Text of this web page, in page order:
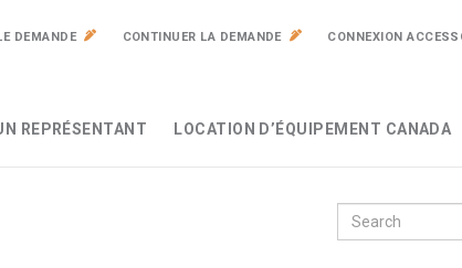
DEMANDE CONTINUER LA DEMANDE CONNEXION
REPRÉSENTANT LOCATION D’ÉQUIPEMENT CANADA